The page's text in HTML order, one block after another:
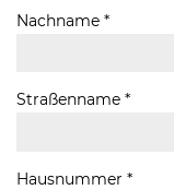
Nachname *
Straßenname *
Hausnummer *